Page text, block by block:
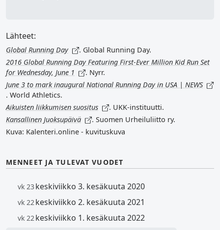
Lähteet:
Global Running Day
. Global Running Day.
2016 Global Running Day Featuring First-Ever Million Kid Run Set
for Wednesday, June 1
. Nyrr.
June 3 to mark inaugural National Running Day in USA | NEWS
. World Athletics.
Aikuisten liikkumisen suositus
. UKK-instituutti.
Kansallinen Juoksupäivä
. Suomen Urheiluliitto ry.
Kuva: Kalenteri.online - kuvituskuva
MENNEET JA TULEVAT VUODET
vk 23 keskiviikko 3. kesäkuuta 2020
vk 22 keskiviikko 2. kesäkuuta 2021
vk 22 keskiviikko 1. kesäkuuta 2022